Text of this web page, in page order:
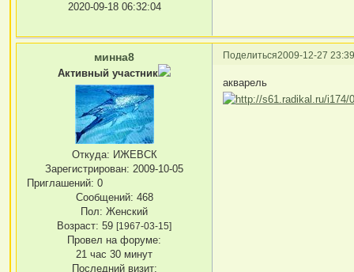
2020-09-18 06:32:04
Поделиться2009-12-27
минна8
Активный участник
Откуда: ИЖЕВСК
Зарегистрирован: 2009-10-05
Приглашений: 0
Сообщений: 468
Пол: Женский
Возраст: 59[1967-03-15]
Провел на форуме:
21 час 30 минут
Последний визит:
акварель